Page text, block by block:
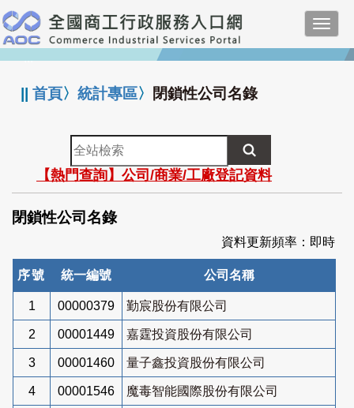
跳
到
主
要
:::
||首頁〉統計專區〉 閉鎖性公司名錄
全
站
檢
索
【熱門查詢】公司/商業/工廠登記資料
閉鎖性公司名錄
資料更新頻率：即時
序號 統一編號 公司名稱
1 00000379 勤宸股份有限公司
2 00001449 嘉霆投資股份有限公司
3 00001460 量子鑫投資股份有限公司
4 00001546 魔毒智能國際股份有限公司